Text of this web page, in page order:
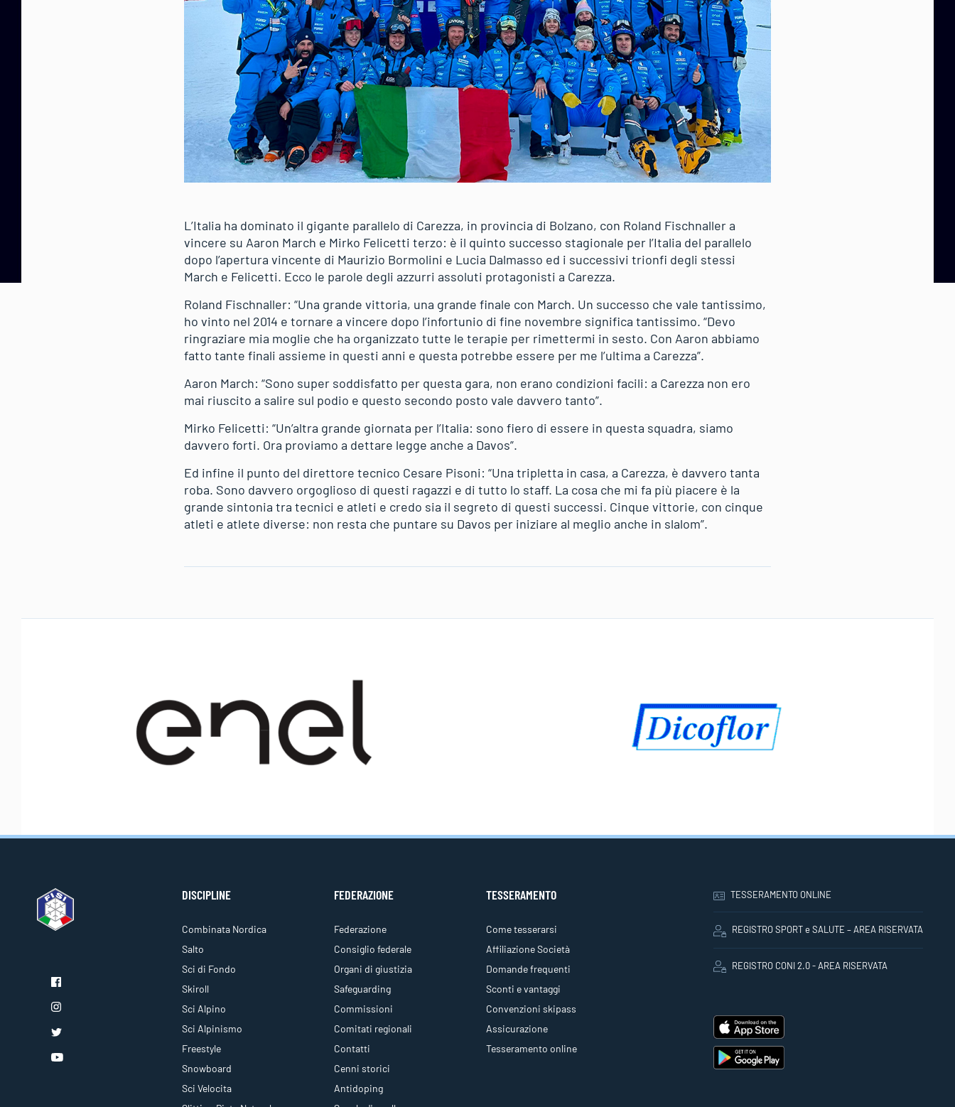
L’Italia ha dominato il gigante parallelo di Carezza, in provincia di Bolzano, con Roland Fischnaller a
vincere su Aaron March e Mirko Felicetti terzo: è il quinto successo stagionale per l’Italia del parallelo
dopo l’apertura vincente di Maurizio Bormolini e Lucia Dalmasso ed i successivi trionfi degli stessi
March e Felicetti. Ecco le parole degli azzurri assoluti protagonisti a Carezza.
Roland Fischnaller: “Una grande vittoria, una grande finale con March. Un successo che vale tantissimo,
ho vinto nel 2014 e tornare a vincere dopo l’infortunio di fine novembre significa tantissimo. “Devo
ringraziare mia moglie che ha organizzato tutte le terapie per rimettermi in sesto. Con Aaron abbiamo
fatto tante finali assieme in questi anni e questa potrebbe essere per me l’ultima a Carezza”.
Aaron March: “Sono super soddisfatto per questa gara, non erano condizioni facili: a Carezza non ero
mai riuscito a salire sul podio e questo secondo posto vale davvero tanto”.
Mirko Felicetti: “Un’altra grande giornata per l’Italia: sono fiero di essere in questa squadra, siamo
davvero forti. Ora proviamo a dettare legge anche a Davos”.
Ed infine il punto del direttore tecnico Cesare Pisoni: “Una tripletta in casa, a Carezza, è davvero tanta
roba. Sono davvero orgoglioso di questi ragazzi e di tutto lo staff. La cosa che mi fa più piacere è la
grande sintonia tra tecnici e atleti e credo sia il segreto di questi successi. Cinque vittorie, con cinque
atleti e atlete diverse: non resta che puntare su Davos per iniziare al meglio anche in slalom”.
DISCIPLINE
Combinata Nordica
Salto
Sci di Fondo
Skiroll
Sci Alpino
Sci Alpinismo
Freestyle
Snowboard
Sci Velocita
FEDERAZIONE
Federazione
Consiglio federale
Organi di giustizia
Safeguarding
Commissioni
Comitati regionali
Contatti
Cenni storici
Antidoping
TESSERAMENTO
Come tesserarsi
Affiliazione Società
Domande frequenti
Sconti e vantaggi
Convenzioni skipass
Assicurazione
Tesseramento online
TESSERAMENTO ONLINE
REGISTRO SPORT e SALUTE – AREA RISERVATA
REGISTRO CONI 2.0 - AREA RISERVATA